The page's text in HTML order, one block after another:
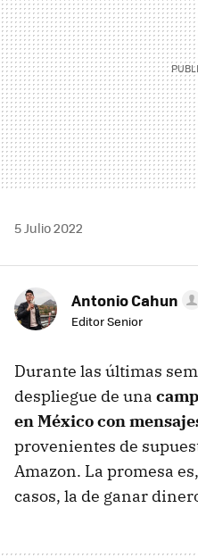
5 Julio 2022
Antonio Cahun
Editor Senior
Durante las últimas
despliegue de una
en México con
provenientes de
Amazon. La promesa
casos, la de ganar